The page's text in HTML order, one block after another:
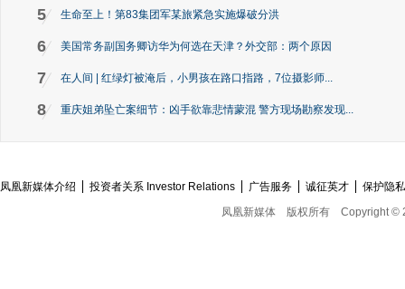
5 生命至上！第83集团军某旅紧急实施爆破分洪
6 美国常务副国务卿访华为何选在天津？外交部：两个原因
7 在人间 | 红绿灯被淹后，小男孩在路口指路，7位摄影师...
8 重庆姐弟坠亡案细节：凶手欲靠悲情蒙混 警方现场勘察发现...
凤凰新媒体介绍 投资者关系 Investor Relations 广告服务 诚征英才
保护隐
凤凰新媒体
版权所有 Copyright ©